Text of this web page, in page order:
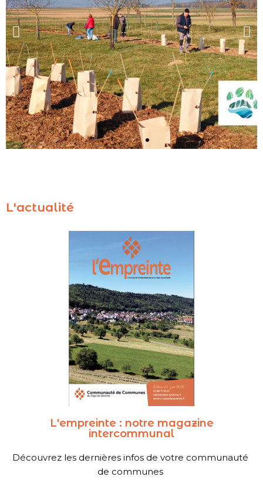
territoire
En savoir plus
L'actualité
L'empreinte : notre magazine
intercommunal
Découvrez les dernières infos de votre communauté
de communes